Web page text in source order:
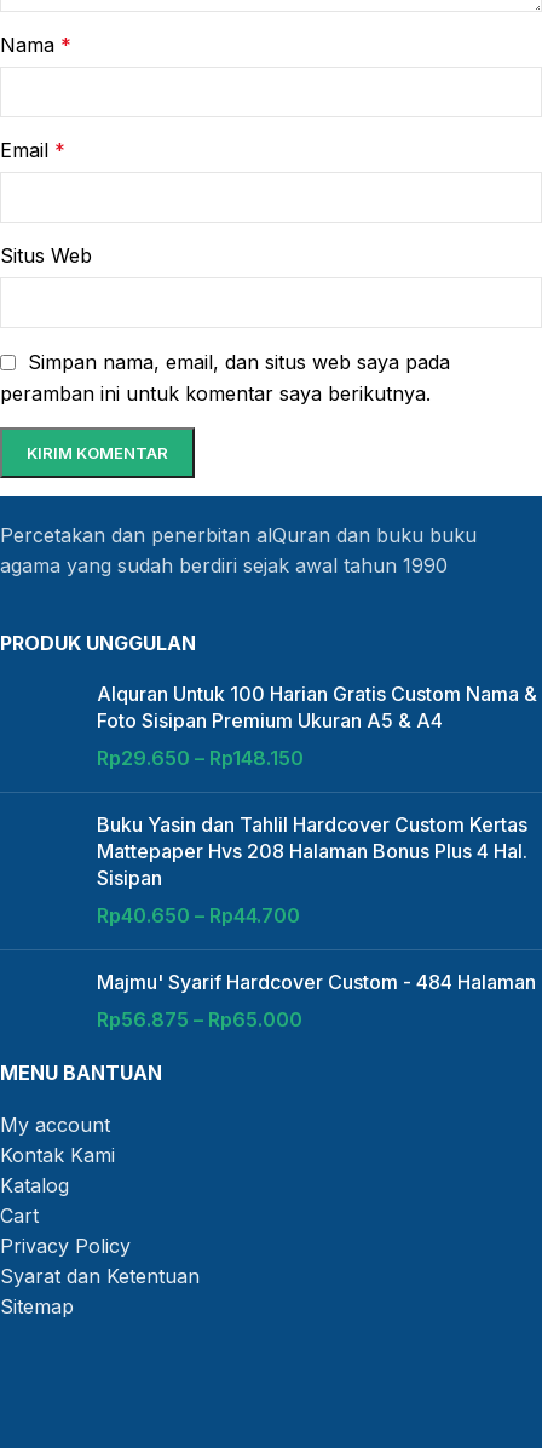
Nama *
Email *
Situs Web
Simpan nama, email, dan situs web saya pada
peramban ini untuk komentar saya berikutnya.
Percetakan dan penerbitan alQuran dan buku buku
agama yang sudah berdiri sejak awal tahun 1990
PRODUK UNGGULAN
Alquran Untuk 100 Harian Gratis Custom Nama &
Foto Sisipan Premium Ukuran A5 & A4
Rp29.650 – Rp148.150
Buku Yasin dan Tahlil Hardcover Custom Kertas
Mattepaper Hvs 208 Halaman Bonus Plus 4 Hal.
Sisipan
Rp40.650 – Rp44.700
Majmu' Syarif Hardcover Custom - 484 Halaman
Rp56.875 – Rp65.000
MENU BANTUAN
My account
Kontak Kami
Katalog
Cart
Privacy Policy
Syarat dan Ketentuan
Sitemap